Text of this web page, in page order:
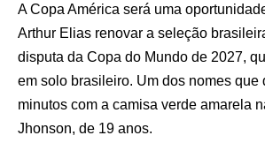
A Copa América será uma
Arthur Elias renovar a seleção
disputa da Copa do Mundo de 2027,
em solo brasileiro. Um dos nomes que
minutos com a camisa verde amarela
Jhonson, de 19 anos.